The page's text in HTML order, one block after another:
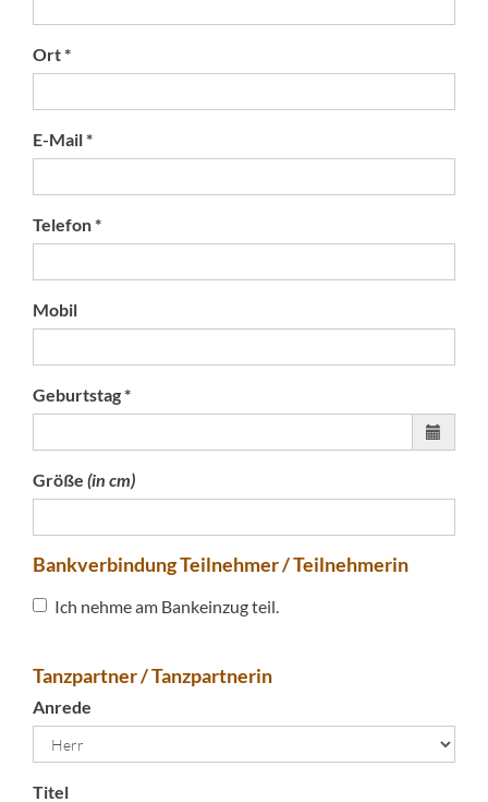
Ort *
E-Mail *
Telefon *
Mobil
Geburtstag *
Größe (in cm)
Bankverbindung Teilnehmer / Teilnehmerin
Ich nehme am Bankeinzug teil.
Tanzpartner / Tanzpartnerin
Anrede
Titel